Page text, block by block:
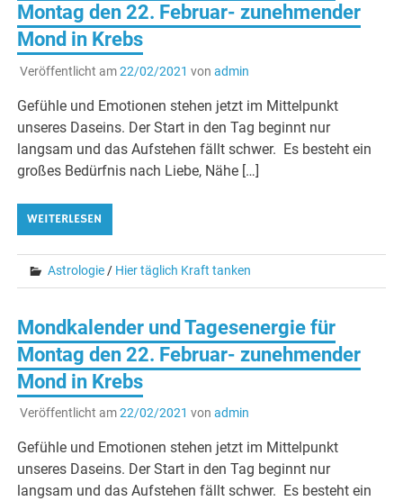
Montag den 22. Februar- zunehmender
Mond in Krebs
Veröffentlicht am22/02/2021 von admin
Gefühle und Emotionen stehen jetzt im Mittelpunkt
unseres Daseins. Der Start in den Tag beginnt nur
langsam und das Aufstehen fällt schwer. Es besteht ein
großes Bedürfnis nach Liebe, Nähe […]
WEITERLESEN
Astrologie / Hier täglich Kraft tanken
Mondkalender und Tagesenergie für
Montag den 22. Februar- zunehmender
Mond in Krebs
Veröffentlicht am22/02/2021 von admin
Gefühle und Emotionen stehen jetzt im Mittelpunkt
unseres Daseins. Der Start in den Tag beginnt nur
langsam und das Aufstehen fällt schwer. Es besteht ein